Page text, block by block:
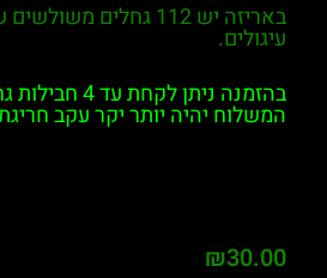
עיגולים.
בהזמנה ניתן
המשלוח יהיה יותר יקר עקב
₪30.00